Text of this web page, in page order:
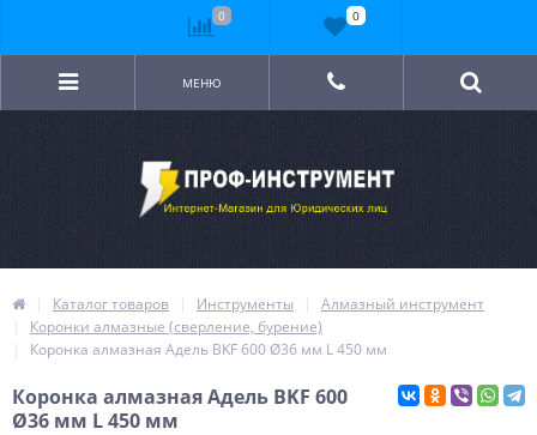
МЕНЮ
Каталог товаров Инструменты
Алмазный инструмент
Коронки алмазные (сверление, бурение)
Коронка алмазная Адель BKF 600 Ø36 мм L 450 мм
Коронка алмазная Адель BKF 600
Ø36 мм L 450 мм
0 0